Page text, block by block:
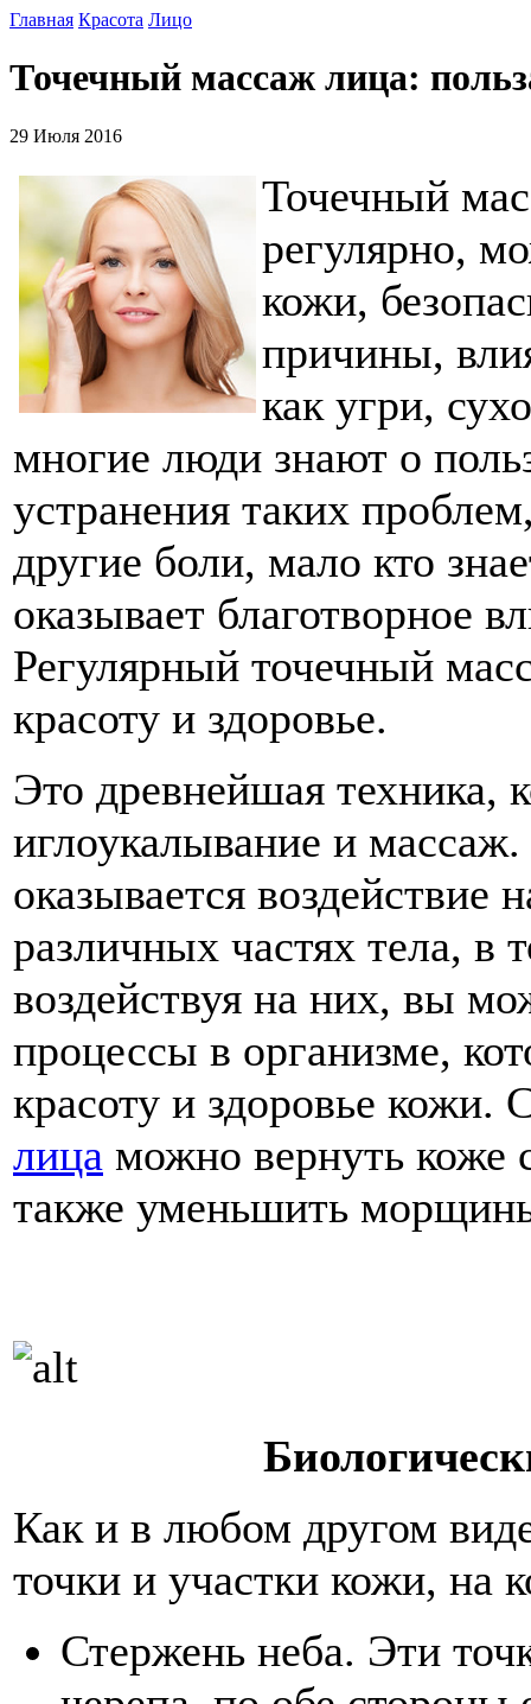
Главная Красота Лицо
Точечный массаж лица:
29 Июля 2016
Точечный
регулярно,
кожи,
причины,
как угри,
многие люди знают о
устранения таких
другие боли, мало кто
оказывает благотворное
Регулярный точечный
красоту и здоровье.
Это древнейшая техника,
иглоукалывание и
оказывается воздействие
различных частях тела, в
воздействуя на них, вы
процессы в организме,
красоту и здоровье
лица можно вернуть
также уменьшить
Как и в любом другом
точки и участки кожи, на
Стержень неба. Эти